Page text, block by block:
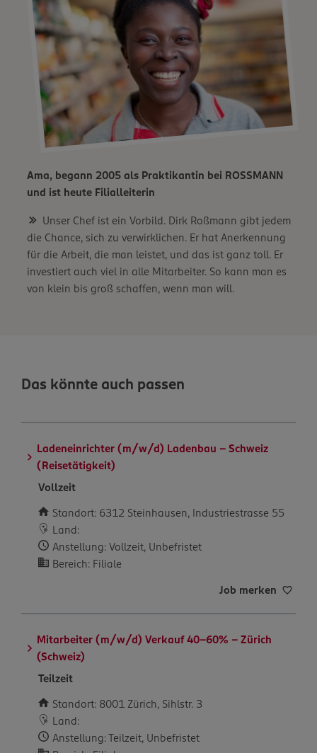
Ama, begann 2005 als Praktikantin bei ROSSMANN
und ist heute Filialleiterin
Unser Chef ist ein Vorbild. Dirk Roßmann gibt jedem
die Chance, sich zu verwirklichen. Er hat Anerkennung
für die Arbeit, die man leistet, und das ist ganz toll. Er
investiert auch viel in alle Mitarbeiter. So kann man es
von klein bis groß schaffen, wenn man will.
Das könnte auch passen
Ladeneinrichter (m/w/d) Ladenbau - Schweiz
(Reisetätigkeit)
Vollzeit
Standort: 6312 Steinhausen, Industriestrasse 55
Land:
Anstellung: Vollzeit, Unbefristet
Bereich: Filiale
Job merken
Mitarbeiter (m/w/d) Verkauf 40-60% – Zürich
(Schweiz)
Teilzeit
Standort: 8001 Zürich, Sihlstr. 3
Land:
Anstellung: Teilzeit, Unbefristet